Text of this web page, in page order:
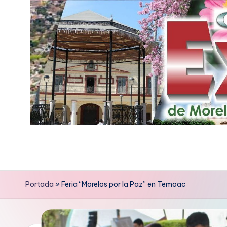
contenido
p
r
e
Portada » Feria “Morelos por la Paz” en Temoac